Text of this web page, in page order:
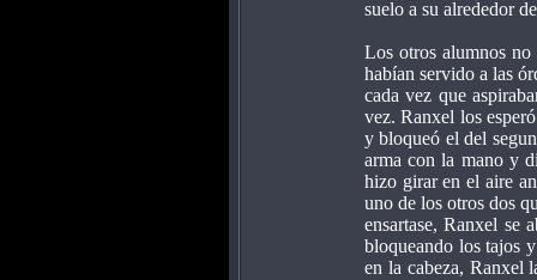
suelo a su alrededor
Los otros alumnos no
habían servido a las
cada vez que
vez. Ranxel los
y bloqueó el del
arma con la mano y
hizo girar en el aire
uno de los otros dos
ensartase, Ranxel se
bloqueando los tajos
en la cabeza, Ranxel